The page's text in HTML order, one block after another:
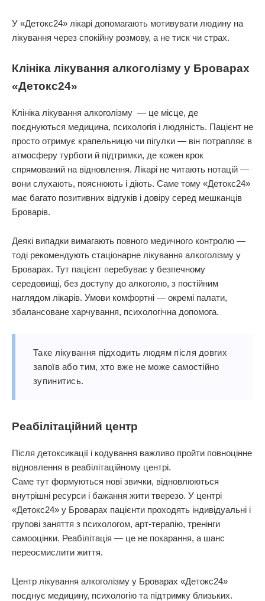
У «Детокс24» лікарі допомагають мотивувати людину на
лікування через спокійну розмову, а не тиск чи страх.
Клініка лікування алкоголізму у Броварах
«Детокс24»
Клініка лікування алкоголізму — це місце, де
поєднуються медицина, психологія і людяність. Пацієнт не
просто отримує крапельницю чи пігулки — він потрапляє в
атмосферу турботи й підтримки, де кожен крок
спрямований на відновлення. Лікарі не читають нотацій —
вони слухають, пояснюють і діють. Саме тому «Детокс24»
має багато позитивних відгуків і довіру серед мешканців
Броварів.
Деякі випадки вимагають повного медичного контролю —
тоді рекомендують стаціонарне лікування алкоголізму у
Броварах. Тут пацієнт перебуває у безпечному
середовищі, без доступу до алкоголю, з постійним
наглядом лікарів. Умови комфортні — окремі палати,
збалансоване харчування, психологічна допомога.
Таке лікування підходить людям після довгих
запоїв або тим, хто вже не може самостійно
зупинитись.
Реабілітаційний центр
Після детоксикації і кодування важливо пройти повноцінне
відновлення в реабілітаційному центрі.
Саме тут формуються нові звички, відновлюються
внутрішні ресурси і бажання жити тверезо. У центрі
«Детокс24» у Броварах пацієнти проходять індивідуальні і
групові заняття з психологом, арт-терапію, тренінги
самооцінки. Реабілітація — це не покарання, а шанс
переосмислити життя.
Центр лікування алкоголізму у Броварах «Детокс24»
поєднує медицину, психологію та підтримку близьких.